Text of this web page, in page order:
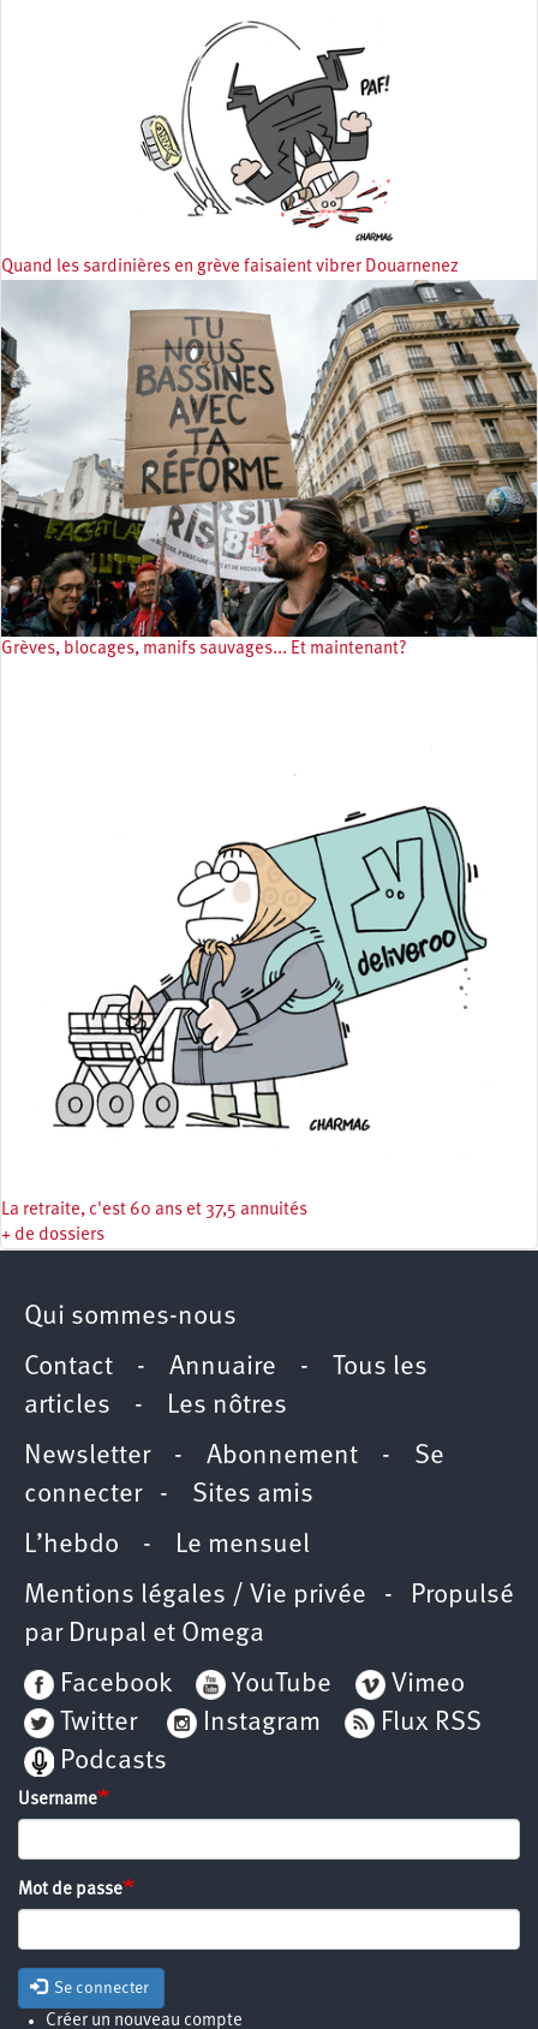
Quand les sardinières en grève faisaient vibrer Douarnenez
Grèves, blocages, manifs sauvages... Et maintenant?
La retraite, c'est 60 ans et 37,5 annuités
+ de dossiers
Qui sommes-nous
Contact - Annuaire -
Tous les
articles - Les nôtres
Newsletter- Abonnement - Se
connecter- Sites amis
L’hebdo - Le mensuel
Mentions légales / Vie privée - Propulsé
par Drupal et Omega
Facebook
YouTube
Vimeo
Twitter
Instagram
Flux RSS
Podcasts
Username
Mot de passe
Se connecter
Créer un nouveau compte